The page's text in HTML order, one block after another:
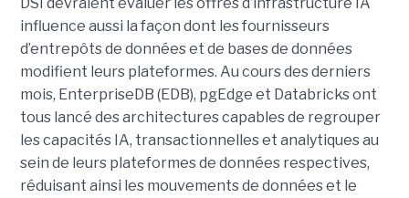
DSI devraient évaluer les offres d’infrastructure IA
influence aussi la façon dont les fournisseurs
d’entrepôts de données et de bases de données
modifient leurs plateformes. Au cours des derniers
mois, EnterpriseDB (EDB), pgEdge et Databricks ont
tous lancé des architectures capables de regrouper
les capacités IA, transactionnelles et analytiques au
sein de leurs plateformes de données respectives,
réduisant ainsi les mouvements de données et le